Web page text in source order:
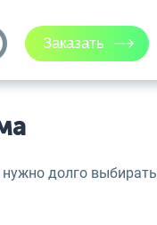
долго выбирать